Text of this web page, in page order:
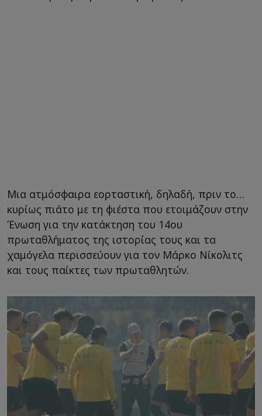
Μια ατμόσφαιρα εορταστική, δηλαδή, πριν το…
κυρίως πιάτο με τη φιέστα που ετοιμάζουν στην
Ένωση για την κατάκτηση του 14ου
πρωταθλήματος της ιστορίας τους και τα
χαμόγελα περισσεύουν για τον Μάρκο Νίκολιτς
και τους παίκτες των πρωταθλητών.